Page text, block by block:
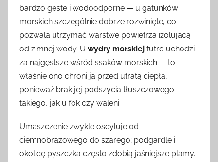
bardzo gęste i wodoodporne — u gatunków
morskich szczególnie dobrze rozwinięte, co
pozwala utrzymać warstwę powietrza izolującą
od zimnej wody. U wydry morskiej futro uchodzi
za najgęstsze wśród ssaków morskich — to
właśnie ono chroni ją przed utratą ciepła,
ponieważ brak jej podszycia tłuszczowego
takiego, jak u fok czy waleni.
Umaszczenie zwykle oscyluje od
ciemnobrązowego do szarego; podgardle i
okolicę pyszczka często zdobią jaśniejsze plamy.